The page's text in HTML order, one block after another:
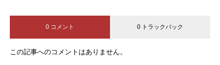
0 コメント 0 トラックバック
この記事へのコメントはありません。